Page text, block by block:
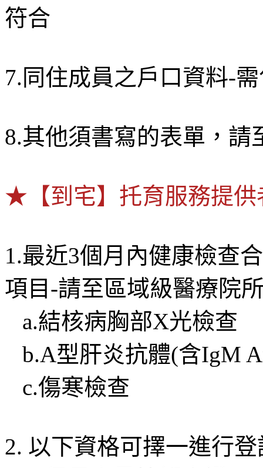
符合
7.同住成員之戶口資料-
8.其他須書寫的表單，請
★【到宅】托育服務提
1.最近3個月內健康檢查
項目-請至區域級醫療院
a.結核病胸部X光檢查
b.A型肝炎抗體(含IgM
c.傷寒檢查
2. 以下資格可擇一進行登